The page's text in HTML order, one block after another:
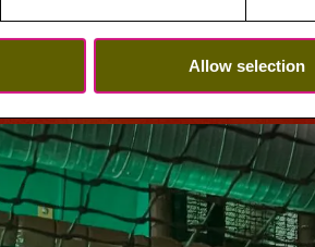
Allow selection